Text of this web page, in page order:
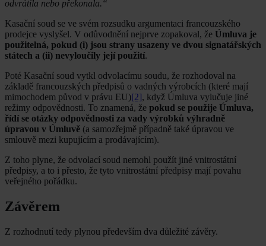
odvrátila nebo překonala.“
Kasační soud se ve svém rozsudku argumentaci francouzského
prodejce vyslyšel. V odůvodnění nejprve zopakoval, že Úmluva je
použitelná, pokud (i) jsou strany usazeny ve dvou signatářských
státech a (ii) nevyloučily její použití.
Poté Kasační soud vytkl odvolacímu soudu, že rozhodoval na
základě francouzských předpisů o vadných výrobcích (které mají
mimochodem původ v právu EU)[2], když Úmluva vylučuje jiné
režimy odpovědnosti. To znamená, že pokud se použije Úmluva,
řídí se otázky odpovědnosti za vady výrobků výhradně
úpravou v Úmluvě (a samozřejmě případně také úpravou ve
smlouvě mezi kupujícím a prodávajícím).
Z toho plyne, že odvolací soud nemohl použít jiné vnitrostátní
předpisy, a to i přesto, že tyto vnitrostátní předpisy mají povahu
veřejného pořádku.
Závěrem
Z rozhodnutí tedy plynou především dva důležité závěry.